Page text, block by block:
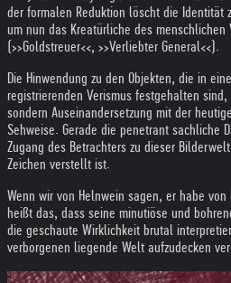
der formalen Reduktion löscht die Identität
um nun das Kreatürliche des menschlichen
(>>Goldstreuer<<, >>Verliebter General<<).
Die Hinwendung zu den Objekten, die in
registrierenden Verismus festgehalten
sondern Auseinandersetzung mit der
Sehweise. Gerade die penetrant sachliche
Zugang des Betrachters zu dieser
Zeichen verstellt ist.
Wenn wir von Helnwein sagen, er habe
heißt das, dass seine minutiöse und
die geschaute Wirklichkeit brutal
verborgenen liegende Welt aufzudecken